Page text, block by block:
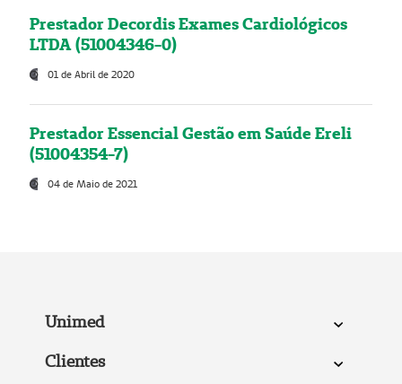
Prestador Decordis Exames Cardiológicos
LTDA (51004346-0)
01 de Abril de 2020
Prestador Essencial Gestão em Saúde Ereli
(51004354-7)
04 de Maio de 2021
Unimed
Clientes